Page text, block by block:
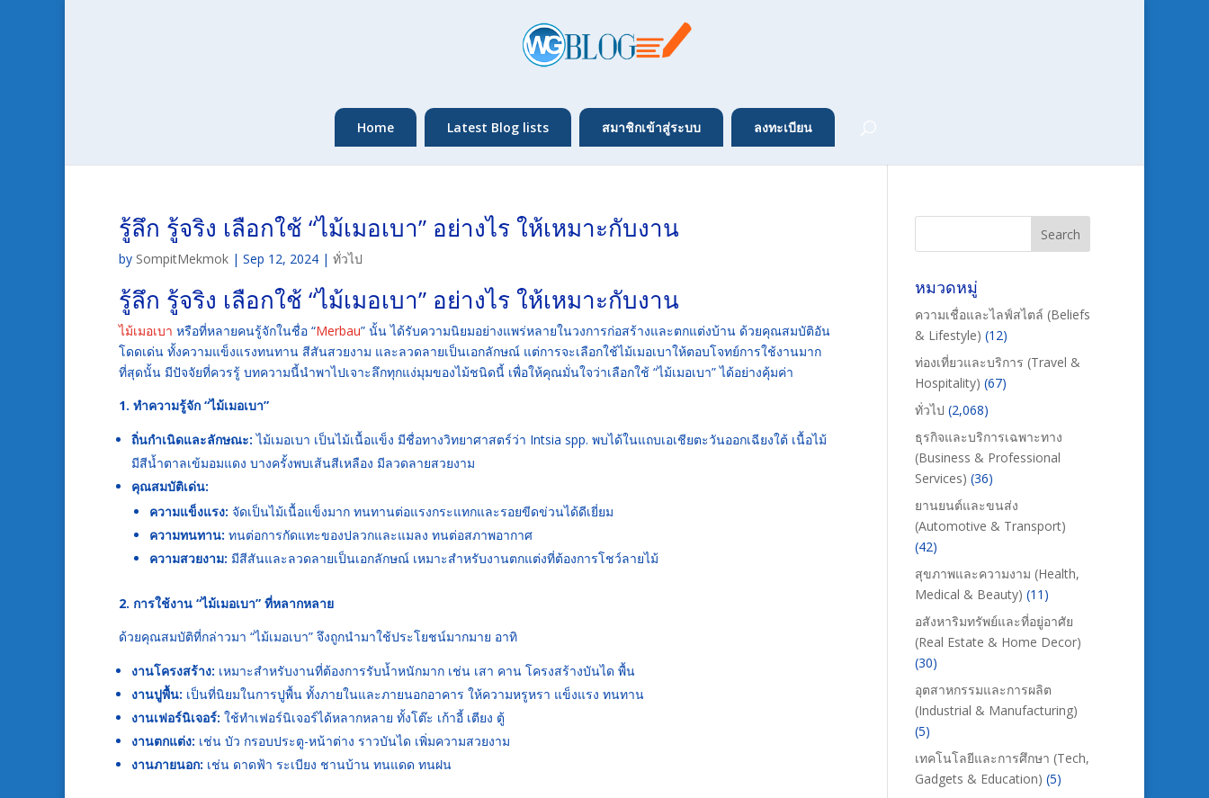
Home Latest Blog lists สมาชิกเข้าสู่ระบบ ลงทะเบียน
รู้ลึก รู้จริง เลือกใช้ “ไม้เมอเบา” อย่างไร ให้เหมาะกับงาน
by SompitMekmok | Sep 12, 2024 | ทั่วไป
รู้ลึก รู้จริง เลือกใช้ “ไม้เมอเบา” อย่างไร ให้เหมาะกับงาน
ไม้เมอเบา หรือที่หลายคนรู้จักในชื่อ “Merbau” นั้น ได้รับความนิยมอย่างแพร่หลายในวงการก่อสร้างและตกแต่งบ้าน ด้วยคุณสมบัติอัน
โดดเด่น ทั้งความแข็งแรงทนทาน สีสันสวยงาม และลวดลายเป็นเอกลักษณ์ แต่การจะเลือกใช้ไม้เมอเบาให้ตอบโจทย์การใช้งานมาก
ที่สุดนั้น มีปัจจัยที่ควรรู้ บทความนี้นำพาไปเจาะลึกทุกแง่มุมของไม้ชนิดนี้ เพื่อให้คุณมั่นใจว่าเลือกใช้ “ไม้เมอเบา” ได้อย่างคุ้มค่า
1. ทำความรู้จัก “ไม้เมอเบา”
ถิ่นกำเนิดและลักษณะ: ไม้เมอเบา เป็นไม้เนื้อแข็ง มีชื่อทางวิทยาศาสตร์ว่า Intsia spp. พบได้ในแถบเอเชียตะวันออกเฉียงใต้ เนื้อไม้
มีสีน้ำตาลเข้มอมแดง บางครั้งพบเส้นสีเหลือง มีลวดลายสวยงาม
คุณสมบัติเด่น:
ความแข็งแรง: จัดเป็นไม้เนื้อแข็งมาก ทนทานต่อแรงกระแทกและรอยขีดข่วนได้ดีเยี่ยม
ความทนทาน: ทนต่อการกัดแทะของปลวกและแมลง ทนต่อสภาพอากาศ
ความสวยงาม: มีสีสันและลวดลายเป็นเอกลักษณ์ เหมาะสำหรับงานตกแต่งที่ต้องการโชว์ลายไม้
2. การใช้งาน “ไม้เมอเบา” ที่หลากหลาย
ด้วยคุณสมบัติที่กล่าวมา “ไม้เมอเบา” จึงถูกนำมาใช้ประโยชน์มากมาย อาทิ
งานโครงสร้าง: เหมาะสำหรับงานที่ต้องการรับน้ำหนักมาก เช่น เสา คาน โครงสร้างบันได พื้น
งานปูพื้น: เป็นที่นิยมในการปูพื้น ทั้งภายในและภายนอกอาคาร ให้ความหรูหรา แข็งแรง ทนทาน
งานเฟอร์นิเจอร์: ใช้ทำเฟอร์นิเจอร์ได้หลากหลาย ทั้งโต๊ะ เก้าอี้ เตียง ตู้
งานตกแต่ง: เช่น บัว กรอบประตู-หน้าต่าง ราวบันได เพิ่มความสวยงาม
งานภายนอก: เช่น ดาดฟ้า ระเบียง ชานบ้าน ทนแดด ทนฝน
หมวดหมู่
ความเชื่อและไลฟ์สไตล์ (Beliefs
& Lifestyle) (12)
ท่องเที่ยวและบริการ (Travel &
Hospitality) (67)
ทั่วไป (2,068)
ธุรกิจและบริการเฉพาะทาง
(Business & Professional
Services) (36)
ยานยนต์และขนส่ง
(Automotive & Transport)
(42)
สุขภาพและความงาม (Health,
Medical & Beauty) (11)
อสังหาริมทรัพย์และที่อยู่อาศัย
(Real Estate & Home Decor)
(30)
อุตสาหกรรมและการผลิต
(Industrial & Manufacturing)
(5)
เทคโนโลยีและการศึกษา (Tech,
Gadgets & Education) (5)